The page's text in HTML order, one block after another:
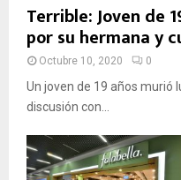
Terrible: Joven de
por su hermana y
Octubre 10, 2020 0
Un joven de 19 años murió
discusión con...